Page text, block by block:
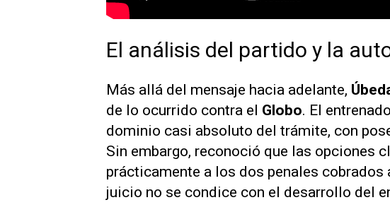
El análisis del partido y la
Más allá del mensaje hacia adelante,
de lo ocurrido contra el Globo. El
dominio casi absoluto del trámite, con
Sin embargo, reconoció que las opciones
prácticamente a los dos penales cobrados
juicio no se condice con el desarrollo del